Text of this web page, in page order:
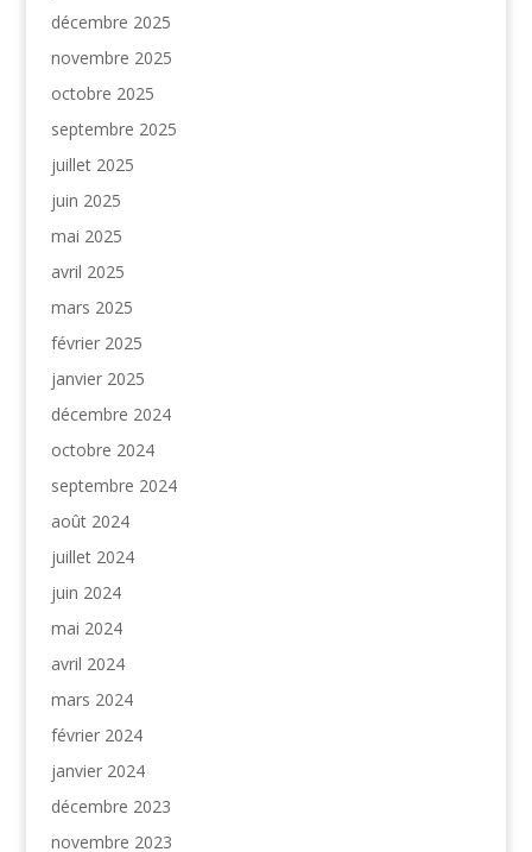
décembre 2025
novembre 2025
octobre 2025
septembre 2025
juillet 2025
juin 2025
mai 2025
avril 2025
mars 2025
février 2025
janvier 2025
décembre 2024
octobre 2024
septembre 2024
août 2024
juillet 2024
juin 2024
mai 2024
avril 2024
mars 2024
février 2024
janvier 2024
décembre 2023
novembre 2023